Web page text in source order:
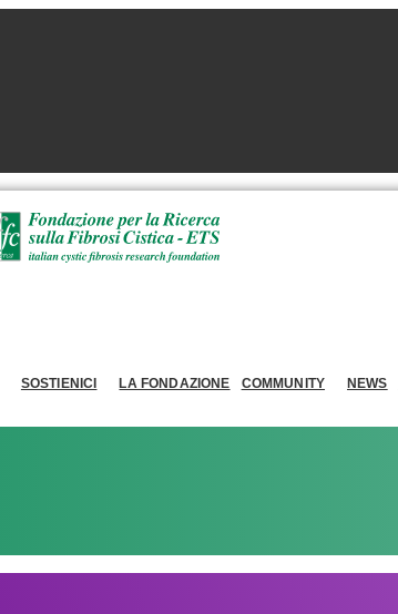
SOSTIENICI LA FONDAZIONE COMMUNITY NEWS